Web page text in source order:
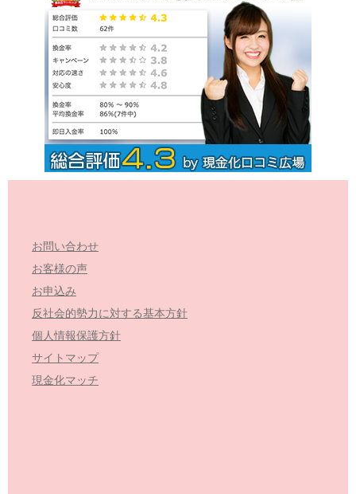
お問い合わせ
お客様の声
お申込み
反社会的勢力に対する基本方針
個人情報保護方針
サイトマップ
現金化マッチ